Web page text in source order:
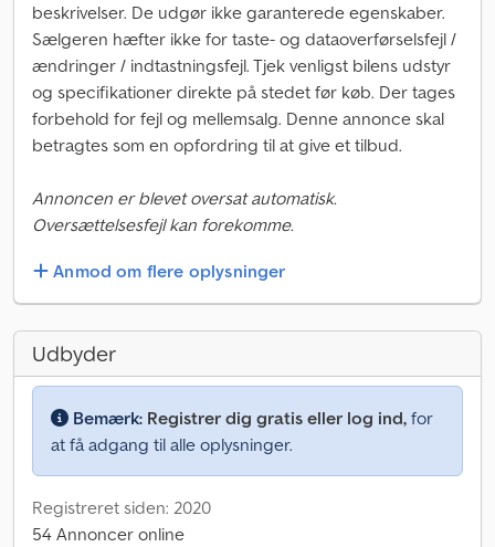
beskrivelser. De udgør ikke garanterede egenskaber.
Sælgeren hæfter ikke for taste- og dataoverførselsfejl /
ændringer / indtastningsfejl. Tjek venligst bilens udstyr
og specifikationer direkte på stedet før køb. Der tages
forbehold for fejl og mellemsalg. Denne annonce skal
betragtes som en opfordring til at give et tilbud.
Annoncen er blevet oversat automatisk.
Oversættelsesfejl kan forekomme.
Anmod om flere oplysninger
Udbyder
Bemærk: Registrer dig gratis eller log ind, for
at få adgang til alle oplysninger.
Registreret siden: 2020
54 Annoncer online